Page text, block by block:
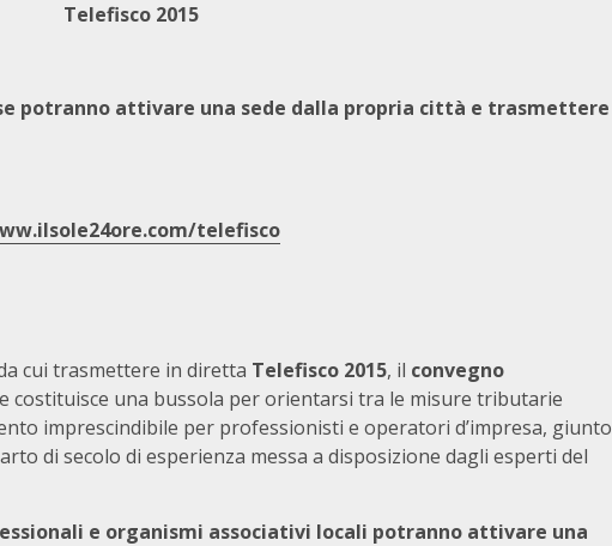
Telefisco 2015
potranno attivare una sede dalla propria città e trasmettere
telefisco
cui trasmettere in diretta Telefisco 2015, il convegno
costituisce una bussola per orientarsi tra le misure tributarie
imprescindibile per professionisti e operatori d’impresa, giunto
di secolo di esperienza messa a disposizione dagli esperti del
e organismi associativi locali potranno attivare una